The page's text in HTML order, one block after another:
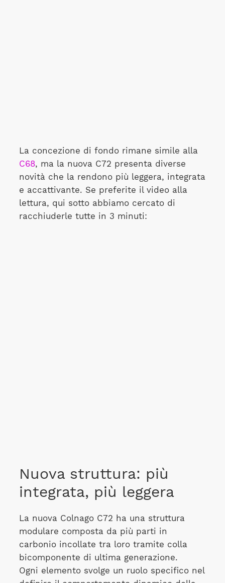
La concezione di fondo rimane simile alla
C68, ma la nuova C72 presenta diverse
novità che la rendono più leggera, integrata
e accattivante. Se preferite il video alla
lettura, qui sotto abbiamo cercato di
racchiuderle tutte in 3 minuti:
Nuova struttura: più
integrata, più leggera
La nuova Colnago C72 ha una struttura
modulare composta da più parti in
carbonio incollate tra loro tramite colla
bicomponente di ultima generazione.
Ogni elemento svolge un ruolo specifico nel